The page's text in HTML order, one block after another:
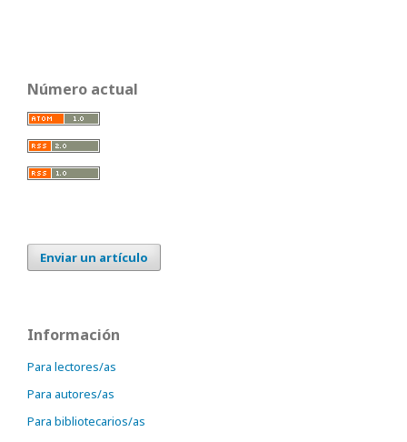
Número actual
Enviar un artículo
Información
Para lectores/as
Para autores/as
Para bibliotecarios/as